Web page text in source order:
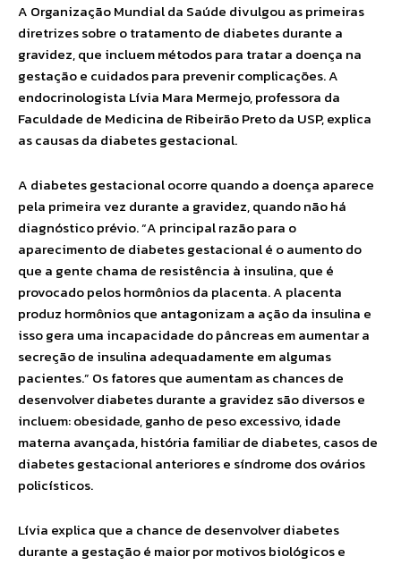
A Organização Mundial da Saúde divulgou as primeiras
diretrizes sobre o tratamento de diabetes durante a
gravidez, que incluem métodos para tratar a doença na
gestação e cuidados para prevenir complicações. A
endocrinologista Lívia Mara Mermejo, professora da
Faculdade de Medicina de Ribeirão Preto da USP, explica
as causas da diabetes gestacional.
A diabetes gestacional ocorre quando a doença aparece
pela primeira vez durante a gravidez, quando não há
diagnóstico prévio. “A principal razão para o
aparecimento de diabetes gestacional é o aumento do
que a gente chama de resistência à insulina, que é
provocado pelos hormônios da placenta. A placenta
produz hormônios que antagonizam a ação da insulina e
isso gera uma incapacidade do pâncreas em aumentar a
secreção de insulina adequadamente em algumas
pacientes.” Os fatores que aumentam as chances de
desenvolver diabetes durante a gravidez são diversos e
incluem: obesidade, ganho de peso excessivo, idade
materna avançada, história familiar de diabetes, casos de
diabetes gestacional anteriores e síndrome dos ovários
policísticos.
Lívia explica que a chance de desenvolver diabetes
durante a gestação é maior por motivos biológicos e